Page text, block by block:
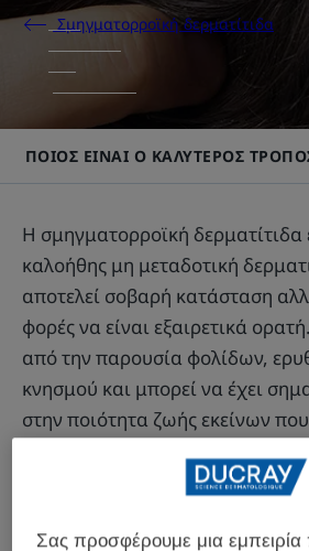
Σμηγματορροϊκή δερματίτιδα
ΠΟΙΟΣ ΕΊΝΑΙ Ο ΚΑΛΎΤΕΡΟΣ
Η σμηγματορροϊκή δερματίτιδα
καλοήθης μη μεταδοτική
αποτελεί σοβαρή κατάσταση
φορές να είναι εξαιρετικά
από την παρουσία φολίδων,
κνησμού και μπορεί να έχει
στην ποιότητα ζωής εκείνων
Ποιος είναι ο
Σας προσφέρουμε μια εμπειρία